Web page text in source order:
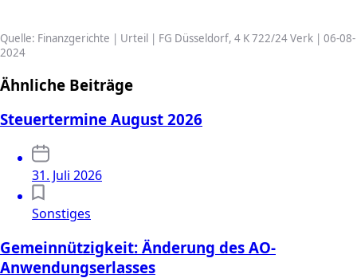
Quelle: Finanzgerichte | Urteil | FG Düsseldorf, 4 K 722/24 Verk | 06-08-
2024
Ähnliche Beiträge
Steuertermine August 2026
31. Juli 2026
Sonstiges
Gemeinnützigkeit: Änderung des AO-
Anwendungserlasses